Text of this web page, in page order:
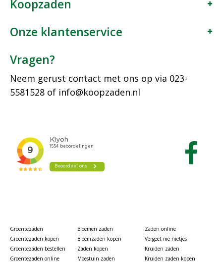
Koopzaden
Onze klantenservice
Vragen?
Neem gerust contact met ons op via 023-
5581528 of info@koopzaden.nl
Groentezaden
Groentezaden kopen
Groentezaden bestellen
Groentezaden online
Bloemen zaden
Bloemzaden kopen
Zaden kopen
Moestuin zaden
Zaden online
Vergeet me nietjes
Kruiden zaden
Kruiden zaden kopen